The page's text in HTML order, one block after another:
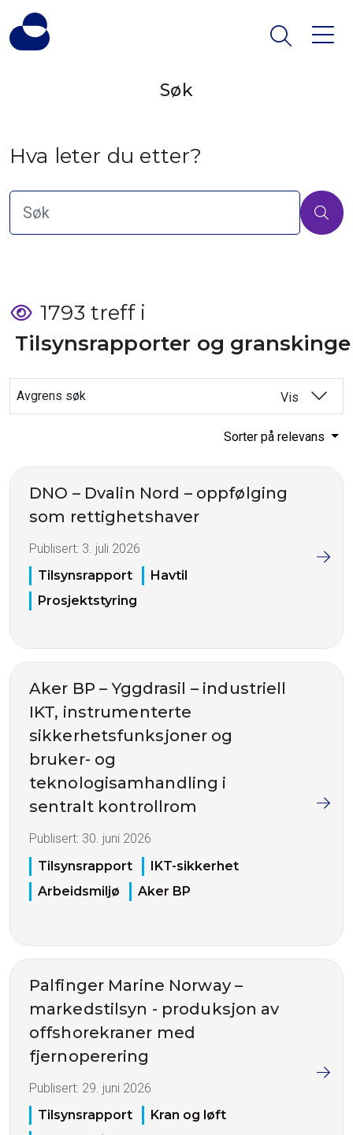
Søk
Hva leter du etter?
1793 treff i
Tilsynsrapporter og
Avgrens søk Vis
Sorter på relevans
DNO – Dvalin Nord – oppfølging
som rettighetshaver
Publisert: 3. juli 2026
Tilsynsrapport
Havtil
Prosjektstyring
Aker BP – Yggdrasil – industriell
IKT, instrumenterte
sikkerhetsfunksjoner og
bruker- og
teknologisamhandling i
sentralt kontrollrom
Publisert: 30. juni 2026
Tilsynsrapport
IKT-sikkerhet
Arbeidsmiljø
Aker BP
Palfinger Marine Norway –
markedstilsyn - produksjon av
offshorekraner med
fjernoperering
Publisert: 29. juni 2026
Tilsynsrapport
Kran og løft